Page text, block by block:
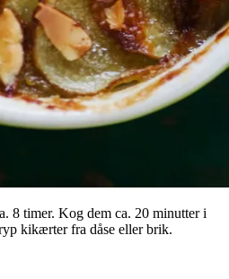
8 timer. Kog dem ca. 20 minutter i
kikærter fra dåse eller brik.